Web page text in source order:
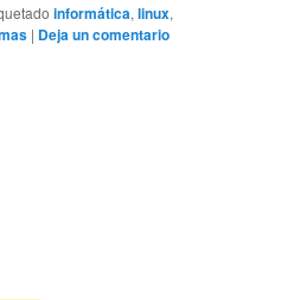
informática,linux,
| Deja un comentario